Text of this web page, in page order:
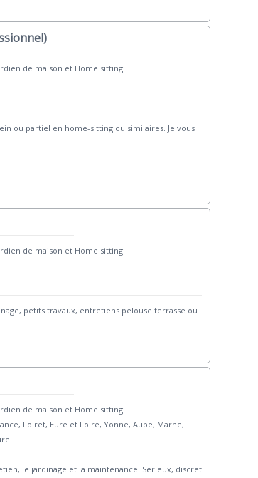
de maison et Home sitting
ou partiel en home-sitting ou similaires. Je vous
de maison et Home sitting
petits travaux, entretiens pelouse terrasse ou
de maison et Home sitting
Loiret, Eure et Loire, Yonne, Aube, Marne,
le jardinage et la maintenance. Sérieux, discret